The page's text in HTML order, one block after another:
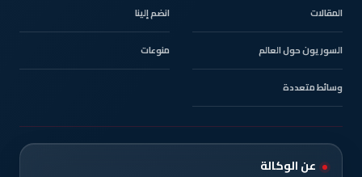
المقالات انضم إلينا
السوريون حول العالم منوعات
وسائط متعددة
عن الوكالة